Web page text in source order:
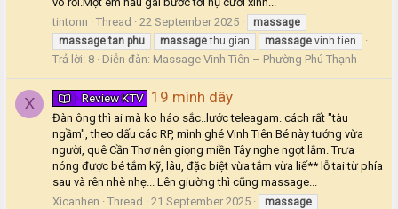
tintonn
Thread 22 September 2025
massage
massage tan phu massagethu gian massage vinh tien
Trả lời: 8 Diễn đàn: Massage Vinh Tiên – Phường Phú Thạnh
X Review KTV 19 mình dây
Đàn ông thì ai mà ko háo sắc..lước teleagam. cách rất "tàu
ngầm", theo dấu các RP, mình ghé Vinh Tiên Bé này tướng vừa
người, quê Cần Thơ nên giọng miền Tây nghe ngọt lắm. Trưa
nóng được bé tắm kỹ, lâu, đặc biệt vừa tắm vừa liế** lỗ tai từ phía
sau và rên nhè nhẹ... Lên giường thì cũng massage...
Xicanhen
Thread 21 September 2025
massage